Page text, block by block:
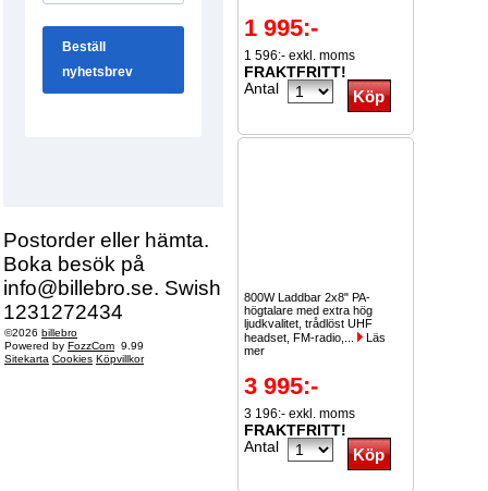
Postorder eller hämta.
Boka besök på
info@billebro.se. Swish
1231272434
©2026 billebro
Powered by FozzCom 9.99
Sitekarta Cookies Köpvillkor
1 995:-
1 596:- exkl. moms
FRAKTFRITT!
Antal
800W Laddbar 2x8" PA-
högtalare med extra hög
ljudkvalitet, trådlöst UHF
headset, FM-radio,...
Läs
mer
3 995:-
3 196:- exkl. moms
FRAKTFRITT!
Antal